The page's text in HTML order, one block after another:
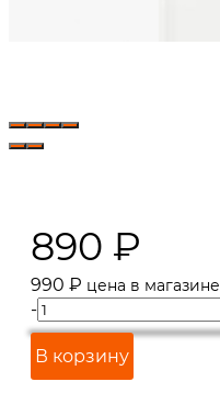
890 ₽
990 ₽ цена в магазине
-
В корзину